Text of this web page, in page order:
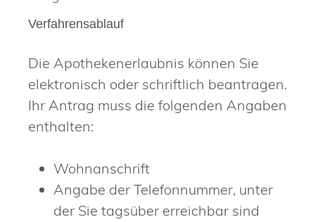
Verfahrensablauf
Die Apothekenerlaubnis können Sie
elektronisch oder schriftlich beantragen.
Ihr Antrag muss die folgenden Angaben
enthalten:
Wohnanschrift
Angabe der Telefonnummer, unter
der Sie tagsüber erreichbar sind